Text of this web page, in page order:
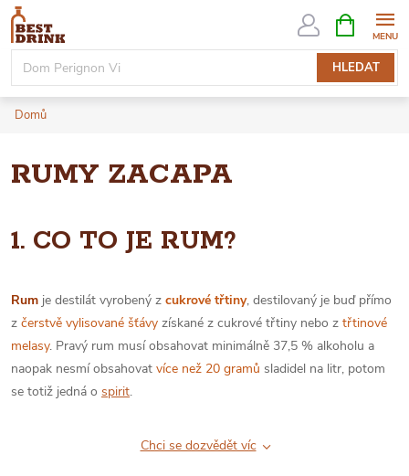
Přejít
obsah
HLEDAT
NÁKUPNÍ
KOŠÍK
Domů
RUMY ZACAPA
1. CO TO JE RUM?
Rum je destilát vyrobený z cukrové třtiny, destilovaný je buď přímo
z čerstvě vylisované šťávy získané z cukrové třtiny nebo z třtinové
melasy. Pravý rum musí obsahovat minimálně 37,5 % alkoholu a
naopak nesmí obsahovat více než 20 gramů sladidel na litr, potom
se totiž jedná o spirit.
Chci se dozvědět víc